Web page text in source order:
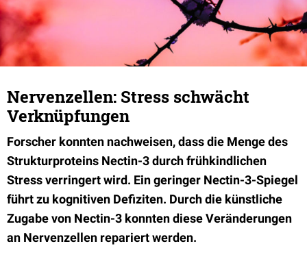
Nervenzellen: Stress schwächt
Verknüpfungen
Forscher konnten nachweisen, dass die Menge des
Strukturproteins Nectin-3 durch frühkindlichen
Stress verringert wird. Ein geringer Nectin-3-Spiegel
führt zu kognitiven Defiziten. Durch die künstliche
Zugabe von Nectin-3 konnten diese Veränderungen
an Nervenzellen repariert werden.